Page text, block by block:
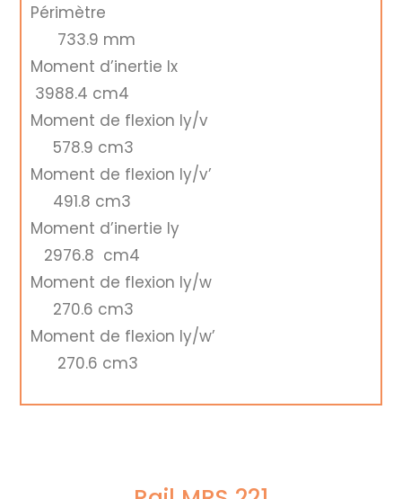
Périmètre
733.9 mm
Moment d’inertie Ix
3988.4 cm4
Moment de flexion Iy/v
578.9 cm3
Moment de flexion Iy/v’
491.8 cm3
Moment d’inertie Iy
2976.8 cm4
Moment de flexion Iy/w
270.6 cm3
Moment de flexion Iy/w’
270.6 cm3